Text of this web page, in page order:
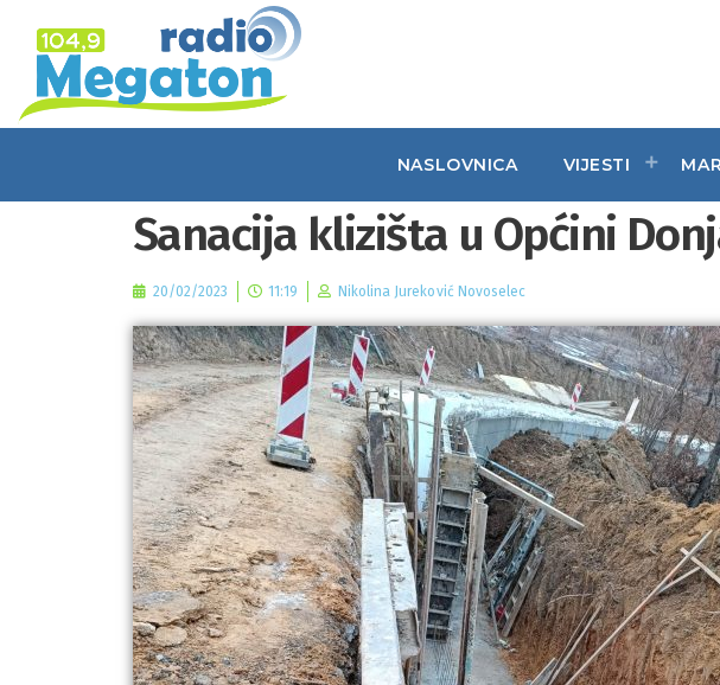
NASLOVNICA VIJESTI
Sanacija klizišta u Općini
20/02/2023 11:19 Nikolina Jureković Novoselec